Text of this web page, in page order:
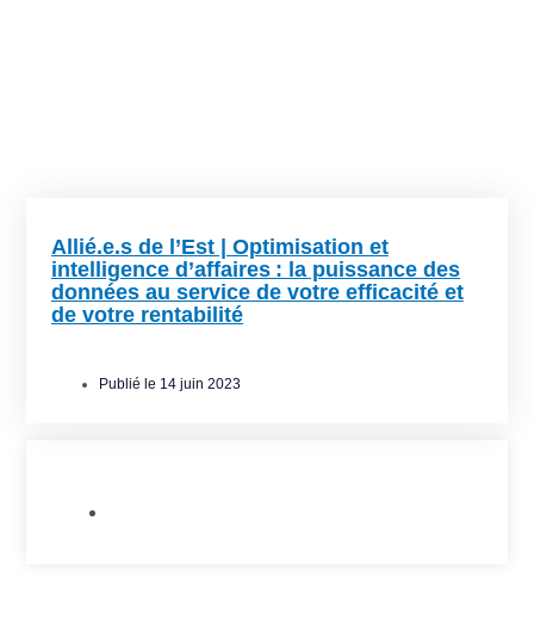
Allié.e.s de l’Est | Optimisation et
intelligence d’affaires : la puissance des
données au service de votre efficacité et
de votre rentabilité
Publié le 14 juin 2023